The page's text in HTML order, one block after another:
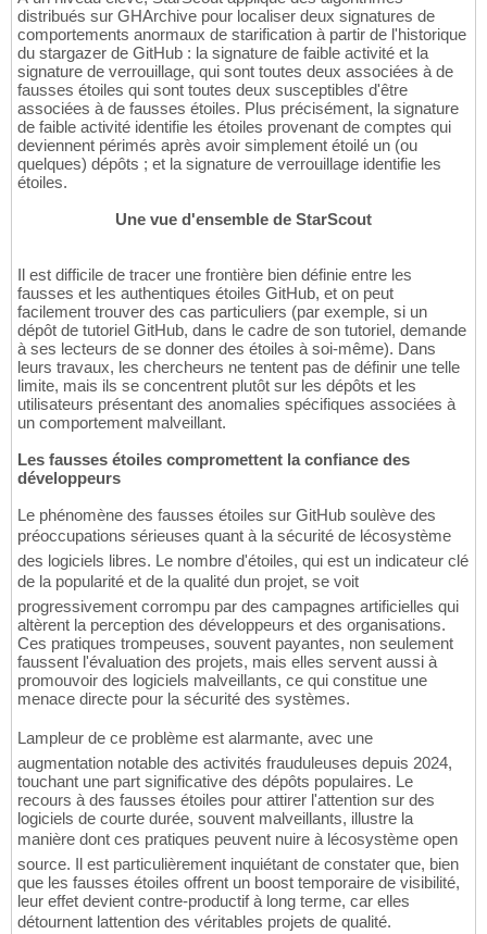
distribués sur GHArchive pour localiser deux signatures de
comportements anormaux de starification à partir de l'historique
du stargazer de GitHub : la signature de faible activité et la
signature de verrouillage, qui sont toutes deux associées à de
fausses étoiles qui sont toutes deux susceptibles d'être
associées à de fausses étoiles. Plus précisément, la signature
de faible activité identifie les étoiles provenant de comptes qui
deviennent périmés après avoir simplement étoilé un (ou
quelques) dépôts ; et la signature de verrouillage identifie les
étoiles.
Une vue d'ensemble de StarScout
Il est difficile de tracer une frontière bien définie entre les
fausses et les authentiques étoiles GitHub, et on peut
facilement trouver des cas particuliers (par exemple, si un
dépôt de tutoriel GitHub, dans le cadre de son tutoriel, demande
à ses lecteurs de se donner des étoiles à soi-même). Dans
leurs travaux, les chercheurs ne tentent pas de définir une telle
limite, mais ils se concentrent plutôt sur les dépôts et les
utilisateurs présentant des anomalies spécifiques associées à
un comportement malveillant.
Les fausses étoiles compromettent la confiance des
développeurs
Le phénomène des fausses étoiles sur GitHub soulève des
préoccupations sérieuses quant à la sécurité de lécosystème
des logiciels libres. Le nombre d'étoiles, qui est un indicateur clé
de la popularité et de la qualité dun projet, se voit
progressivement corrompu par des campagnes artificielles qui
altèrent la perception des développeurs et des organisations.
Ces pratiques trompeuses, souvent payantes, non seulement
faussent l'évaluation des projets, mais elles servent aussi à
promouvoir des logiciels malveillants, ce qui constitue une
menace directe pour la sécurité des systèmes.
Lampleur de ce problème est alarmante, avec une
augmentation notable des activités frauduleuses depuis 2024,
touchant une part significative des dépôts populaires. Le
recours à des fausses étoiles pour attirer l'attention sur des
logiciels de courte durée, souvent malveillants, illustre la
manière dont ces pratiques peuvent nuire à lécosystème open
source. Il est particulièrement inquiétant de constater que, bien
que les fausses étoiles offrent un boost temporaire de visibilité,
leur effet devient contre-productif à long terme, car elles
détournent lattention des véritables projets de qualité.